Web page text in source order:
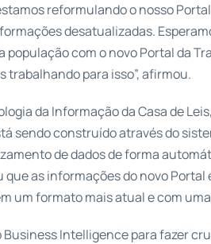
reformulando o nosso
desatualizadas.
população com o novo Portal da
trabalhando para isso”, afirmou.
da Informação da Casa de
sendo construído através do
de dados de forma
as informações do novo Portal
um formato mais atual e com
Business Intelligence para fazer